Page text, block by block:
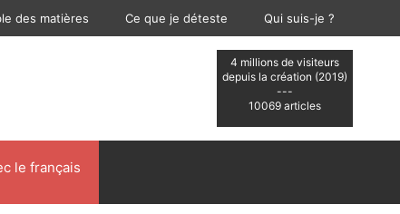
des matières Ce que je déteste Qui suis-je ?
4 millions de visiteurs
depuis la création (2019)
---
10069 articles
le français